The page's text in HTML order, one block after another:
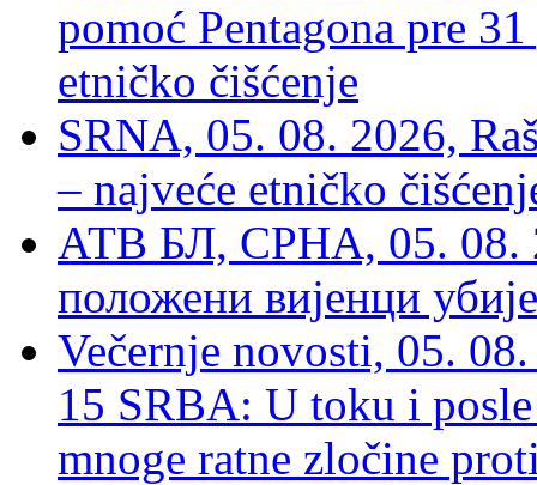
pomoć Pentagona pre
etničko čišćenje
SRNA, 05. 08. 2026,
– najveće etničko
АТВ БЛ, СРНА, 05. 08.
положени вијенци
Večernje novosti, 05.
15 SRBA: U toku i
mnoge ratne zločine